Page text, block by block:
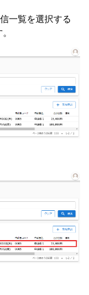
一覧を選択する